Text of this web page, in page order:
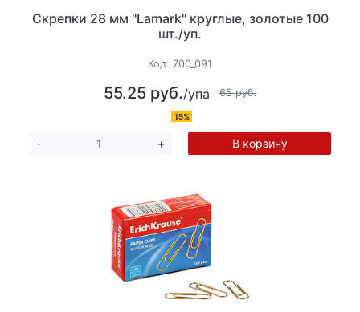
Скрепки 28 мм "Lamark" круглые, золотые 100
шт./уп.
Код: 700_091
55.25 руб./упа 65 руб.
15%
- + В корзину